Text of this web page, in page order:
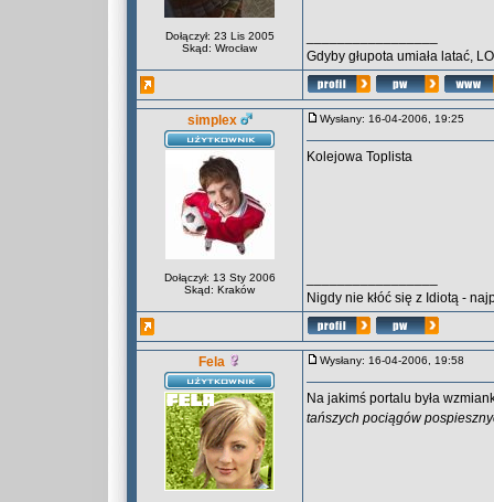
Dołączył: 23 Lis 2005
Skąd: Wrocław
Gdyby głupota umiała latać,
simplex
Dołączył: 13 Sty 2006
Skąd: Kraków
Wysłany: 16-04-2006, 19:25
Kolejowa Toplista
Nigdy nie kłóć się z Idiotą -
Fela Wysłany: 16-04-2006, 19:58
Na jakimś portalu była
tańszych pociągów